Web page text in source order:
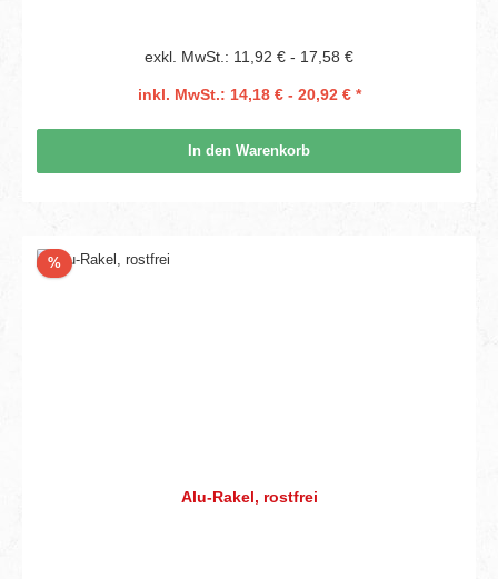
exkl. MwSt.: 11,92 € - 17,58 €
inkl. MwSt.: 14,18 € - 20,92 € *
In den Warenkorb
%Rabatt
Alu-Rakel, rostfrei